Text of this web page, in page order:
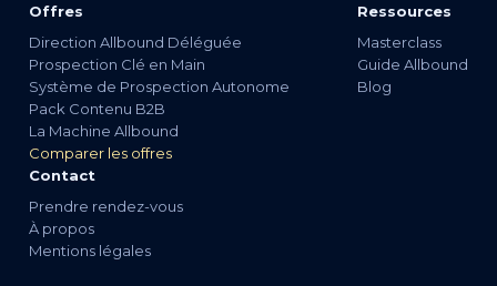
Offres
Direction Allbound Déléguée
Prospection Clé en Main
Système de Prospection Autonome
Pack Contenu B2B
La Machine Allbound
Comparer les offres
Ressources
Masterclass
Guide Allbound
Blog
Contact
Prendre rendez-vous
À propos
Mentions légales